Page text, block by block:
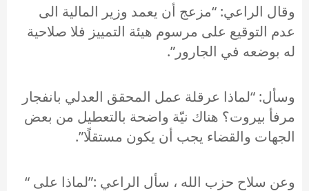
وقال الراعي: “مزعج أن يعمد وزير المالية الى
عدم التوقيع على مرسوم هيئة التمييز فلا صلاحية
له بوضعه في الجارور”.
وسأل: “لماذا عرقلة عمل المحقق العدلي بانفجار
مرفأ بيروت؟ هناك نيّة واضحة بالتعطيل من بعض
الجهات والقضاء يجب أن يكون مستقلًا”.
وعن سلاح حزب الله ، سأل الراعي :”لماذا على “​